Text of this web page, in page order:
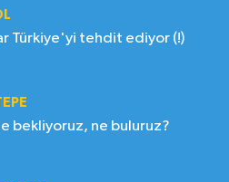
Türkiye'yi tehdit ediyor (!)
bekliyoruz, ne buluruz?